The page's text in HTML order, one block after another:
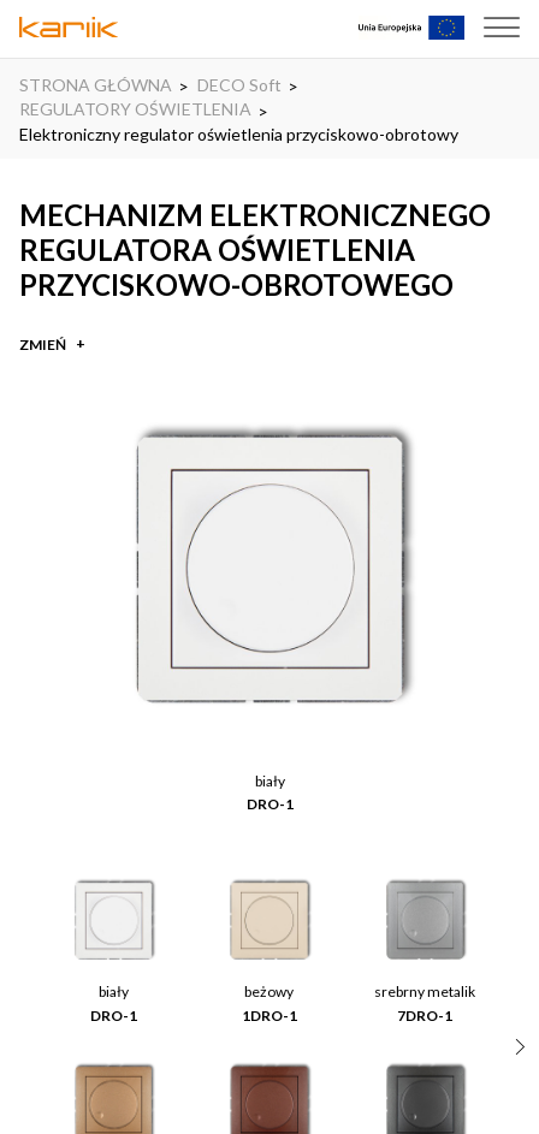
STRONA GŁÓWNA
DECO Soft
REGULATORY OŚWIETLENIA
Elektroniczny regulator oświetlenia przyciskowo-obrotowy
MECHANIZM ELEKTRONICZNEGO
REGULATORA OŚWIETLENIA
PRZYCISKOWO-OBROTOWEGO
ZMIEŃ
biały
DRO-1
biały
DRO-1
beżowy
1DRO-1
srebrny metalik
7DRO-1